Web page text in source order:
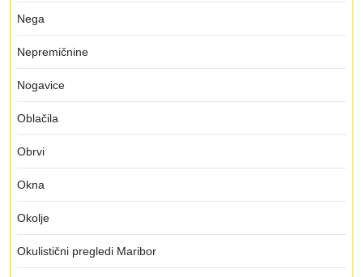
Nega
Nepremičnine
Nogavice
Oblačila
Obrvi
Okna
Okolje
Okulistični pregledi Maribor